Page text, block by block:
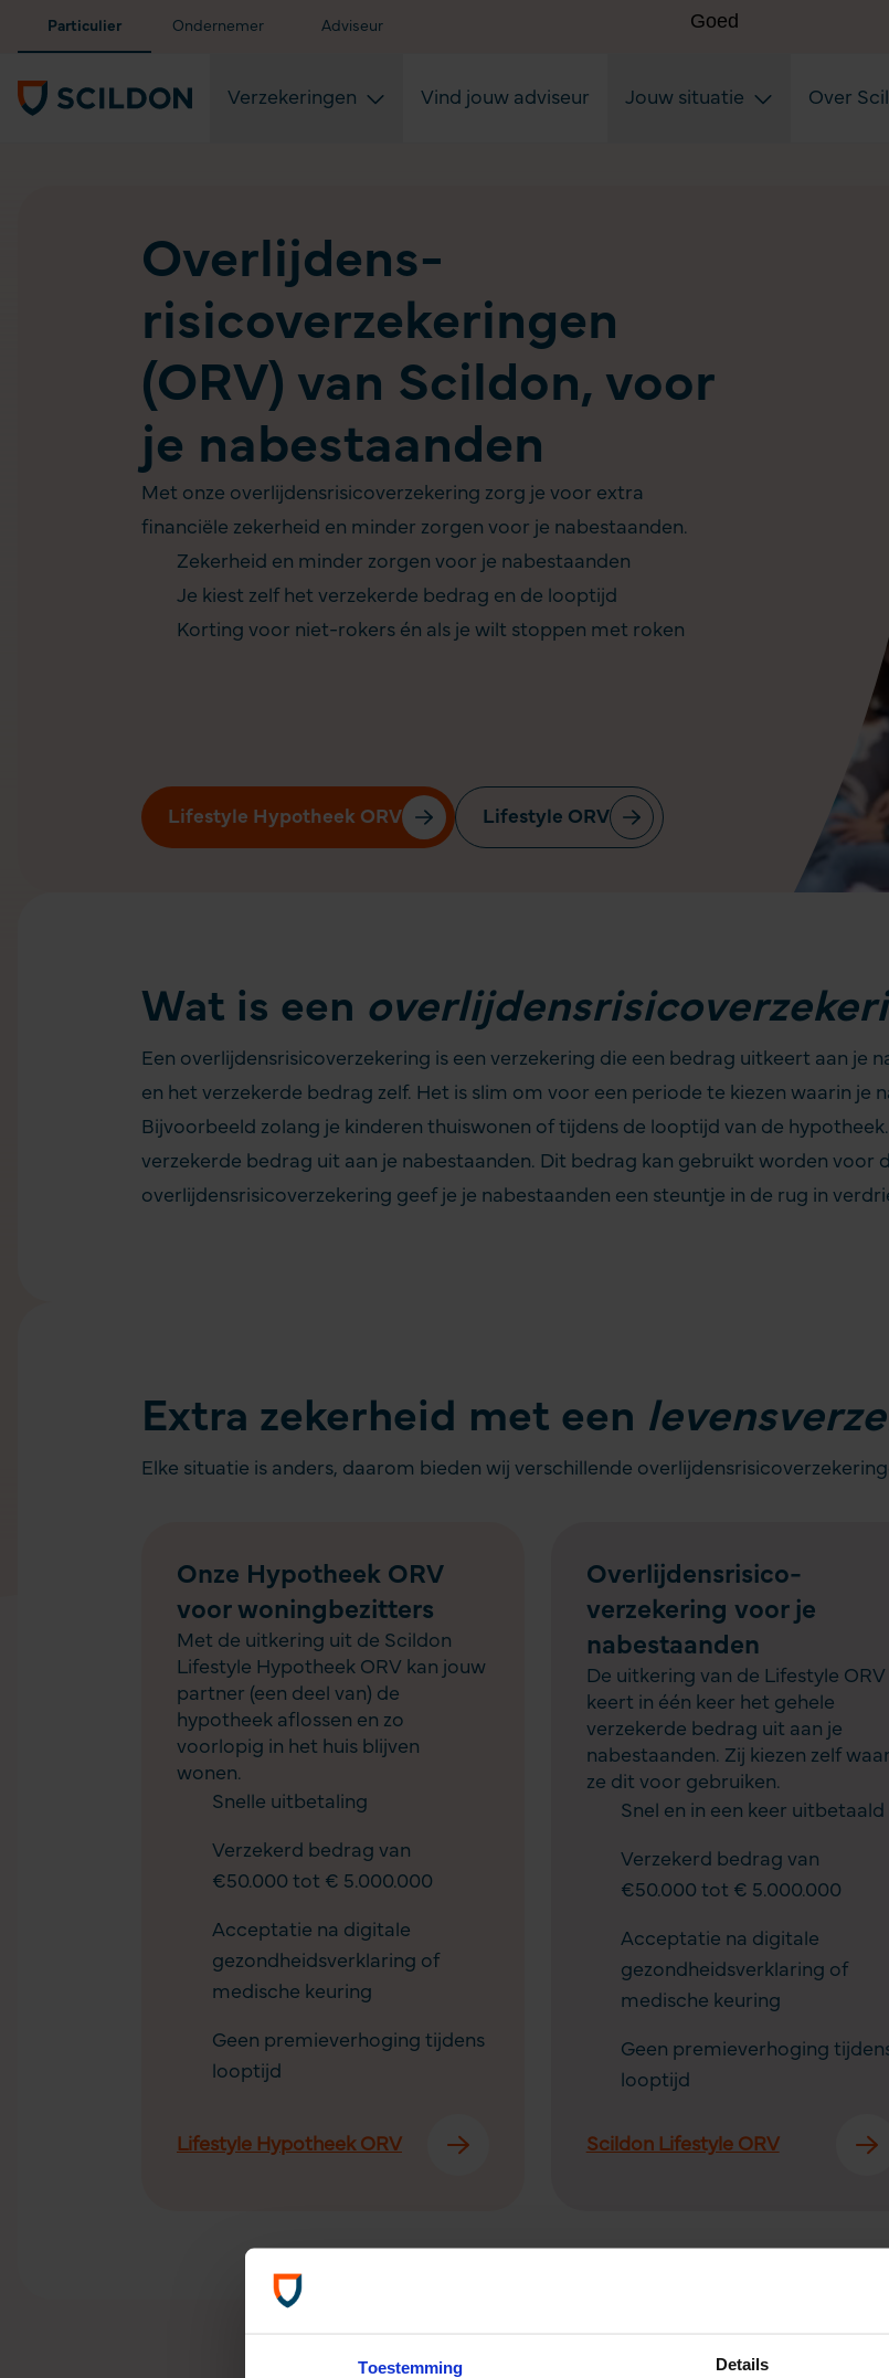
Toestemming Details
Particulier Ondernemer Adviseur
Verzekeringen Vind jouw adviseur Jouw situatie Over
Overlijdens­
risicoverzekeringen
(ORV) van Scildon, voor
je nabestaanden
Met onze overlijdensrisicoverzekering zorg je voor extra
financiële zekerheid en minder zorgen voor je nabestaanden.
Zekerheid en minder zorgen voor je nabestaanden
Je kiest zelf het verzekerde bedrag en de looptijd
Korting voor niet-rokers én als je wilt stoppen met roken
Lifestyle Hypotheek ORV Lifestyle ORV
Wat is een
Een overlijdensrisicoverzekering is een verzekering die een bedrag uitkeert aan je
en het verzekerde bedrag zelf. Het is slim om voor een periode te kiezen waarin je
Bijvoorbeeld zolang je kinderen thuiswonen of tijdens de looptijd van de
verzekerde bedrag uit aan je nabestaanden. Dit bedrag kan gebruikt worden voor
overlijdensrisicoverzekering geef je je nabestaanden een steuntje in de rug in
Extra zekerheid met een
Elke situatie is anders, daarom bieden wij verschillende
Onze Hypotheek ORV
voor woningbezitters
Met de uitkering uit de Scildon
Lifestyle Hypotheek ORV kan jouw
partner (een deel van) de
hypotheek aflossen en zo
voorlopig in het huis blijven
wonen.
Snelle uitbetaling
Verzekerd bedrag van
€50.000 tot € 5.000.000
Acceptatie na digitale
gezondheidsverklaring of
medische keuring
Geen premieverhoging tijdens
looptijd
Lifestyle Hypotheek ORV
Overlijdensrisico­
verzekering voor je
nabestaanden
De uitkering van de Lifestyle ORV
keert in één keer het gehele
verzekerde bedrag uit aan je
nabestaanden. Zij kiezen zelf waar
ze dit voor gebruiken.
Snel en in een keer uitbetaald
Verzekerd bedrag van
€50.000 tot € 5.000.000
Acceptatie na digitale
gezondheidsverklaring of
medische keuring
Geen premieverhoging
looptijd
Scildon Lifestyle ORV